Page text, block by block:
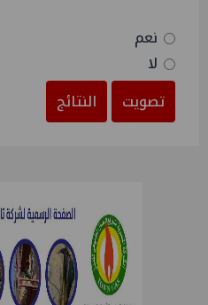
نعم
لا
تصويت
النتائج